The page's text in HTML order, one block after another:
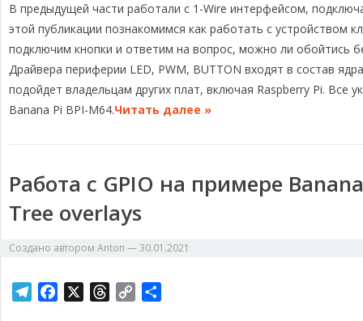
l
e
g
r
a
m
c
e
b
o
o
k
r
e
a
d
s
p
y
L
i
n
k
п
р
а
в
и
т
В предыдущей части работали с 1-Wire интерфейсом,
этой публикации познакомимся как работать с устройством
подключим кнопки и ответим на вопрос, можно ли обойтись
Драйвера периферии LED, PWM, BUTTON входят в состав
подойдет владельцам других плат, включая Raspberry Pi. Все
Banana Pi BPI-M64.Читать далее »
Работа с GPIO на примере
Tree overlays
Создано автором Anton —30.01.2021